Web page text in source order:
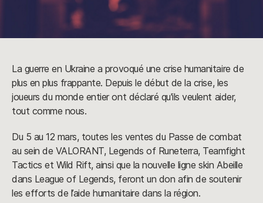
La guerre en Ukraine a provoqué une crise humanitaire de
plus en plus frappante. Depuis le début de la crise, les
joueurs du monde entier ont déclaré qu'ils veulent aider,
tout comme nous.
Du 5 au 12 mars, toutes les ventes du Passe de combat
au sein de VALORANT, Legends of Runeterra, Teamfight
Tactics et Wild Rift, ainsi que la nouvelle ligne skin Abeille
dans League of Legends, feront un don afin de soutenir
les efforts de l’aide humanitaire dans la région.